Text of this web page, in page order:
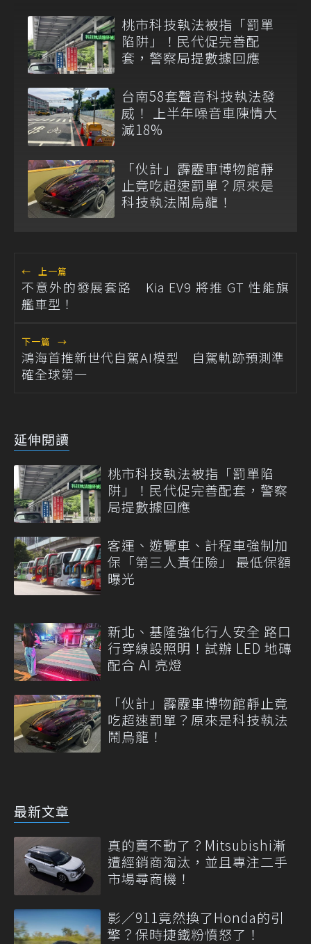
桃市科技執法被指「罰單
陷阱」！民代促完善配
套，警察局提數據回應
台南58套聲音科技執法發
威！ 上半年噪音車陳情大
減18%
「伙計」霹靂車博物館靜
止竟吃超速罰單？原來是
科技執法鬧烏龍！
← 上一篇
不意外的發展套路 Kia EV9 將推 GT 性能旗
艦車型！
下一篇 →
鴻海首推新世代自駕AI模型 自駕軌跡預測準
確全球第一
延伸閱讀
桃市科技執法被指「罰單陷
阱」！民代促完善配套，警察
局提數據回應
客運、遊覽車、計程車強制加
保「第三人責任險」 最低保額
曝光
新北、基隆強化行人安全 路口
行穿線設照明！試辦 LED 地磚
配合 AI 亮燈
「伙計」霹靂車博物館靜止竟
吃超速罰單？原來是科技執法
鬧烏龍！
最新文章
真的賣不動了？Mitsubishi漸
遭經銷商淘汰，並且專注二手
市場尋商機！
影／911竟然換了Honda的引
擎？保時捷鐵粉憤怒了！